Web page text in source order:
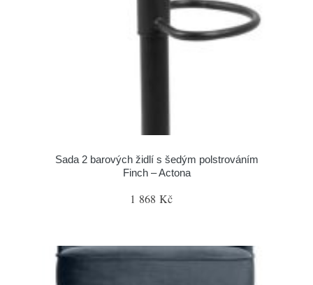
Sada 2 barových židlí s šedým polstrováním
Finch – Actona
1 868 Kč